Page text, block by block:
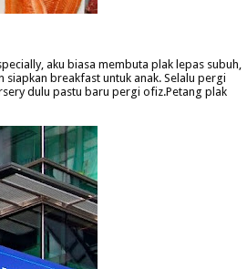
aku biasa membuta plak lepas subuh,
breakfast untuk anak. Selalu pergi
dulu pastu baru pergi ofiz.Petang plak